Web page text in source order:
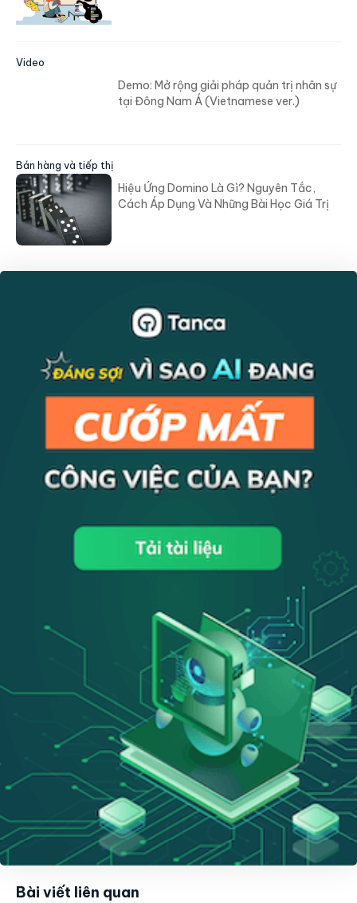
Video
Demo: Mở rộng giải pháp quản trị nhân sự
tại Đông Nam Á (Vietnamese ver.)
Bán hàng và tiếp thị
Hiệu Ứng Domino Là Gì? Nguyên Tắc,
Cách Áp Dụng Và Những Bài Học Giá Trị
Bài viết liên quan